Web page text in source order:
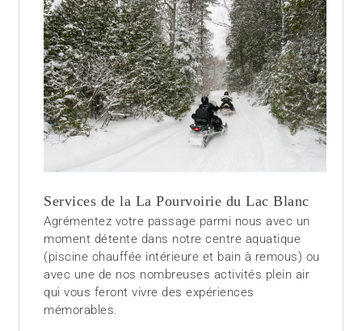
Services de la La Pourvoirie du Lac Blanc
Agrémentez votre passage parmi nous avec un
moment détente dans notre centre aquatique
(piscine chauffée intérieure et bain à remous) ou
avec une de nos nombreuses activités plein air
qui vous feront vivre des expériences
mémorables.